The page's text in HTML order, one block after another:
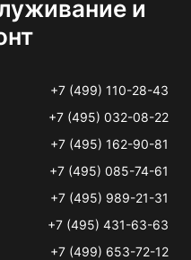
и
+7 (499) 110-28-43
+7 (495) 032-08-22
+7 (495) 162-90-81
+7 (495) 085-74-61
+7 (495) 989-21-31
+7 (495) 431-63-63
+7 (499) 653-72-12